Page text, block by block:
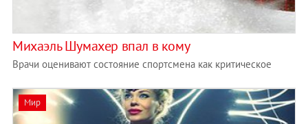
Михаэль Шумахер впал в кому
Врачи оценивают состояние спортсмена как критическое
Мир